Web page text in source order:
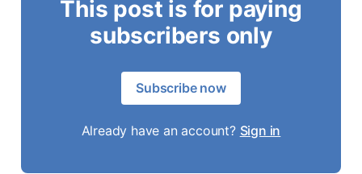
This post is for paying
subscribers only
Subscribe now
Already have an account? Sign in